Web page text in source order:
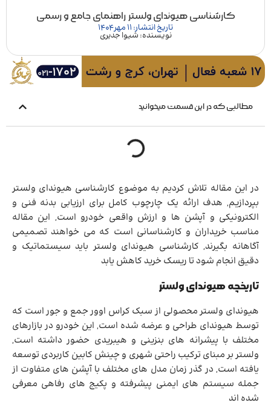
کارشناسی هیوندای ولستر راهنمای جامع و رسمی
تاریخ انتشار: 11 مهر 1404
نویسنده: شیوا جدیری
مطالبی که در این قسمت میخوانید
در این مقاله تلاش کردیم به موضوع کارشناسی هیوندای ولستر
بپردازیم, هدف ارائه یک چارچوب کامل برای ارزیابی بدنه فنی و
الکترونیکی و آپشن ها و ارزش واقعی خودرو است, این مقاله
مناسب خریداران و کارشناسانی است که می خواهند تصمیمی
آگاهانه بگیرند, کارشناسی هیوندای ولستر باید سیستماتیک و
دقیق انجام شود تا ریسک خرید کاهش یابد
تاریخچه هیوندای ولستر
هیوندای ولستر محصولی از سبک کراس اوور جمع و جور است که
توسط هیوندای طراحی و عرضه شده است, این خودرو در بازارهای
مختلف با پیشرانه های بنزینی و هیبریدی حضور داشته است,
ولستر بر مبنای ترکیب راحتی شهری و چینش کابین کاربردی توسعه
یافته است, در گذر زمان مدل های مختلف با آپشن های متفاوت از
جمله سیستم های ایمنی پیشرفته و پکیج های رفاهی معرفی
شده اند